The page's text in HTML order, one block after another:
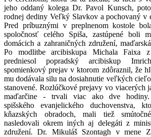
jeho oddaný kolega Dr. Pavol Kunsch,
rodnej dediny Veľký Slavkov a pochovaný v
Pred príbuznými v preplnenom kostole
spoločnosť celého Spiša, zastúpené boli
domácich a zahraničných združení,
Po modlitbe arcibiskupa Michala Faixa
predniesol popradský arcibiskup
spomienkový prejav v ktorom zdôraznil, že
mu dodávala silu na dosiahnutie veľkých
stanovené. Rozlúčkové prejavy vo viacerých
maďarčine - trvali viac ako dve hodiny.
spišského evanjelického duchovenstva,
kňazských obradoch, mali tiež
nasledovali okrem iných aj delegáti z
združení. Dr. Mikuláš Szontagh v mene